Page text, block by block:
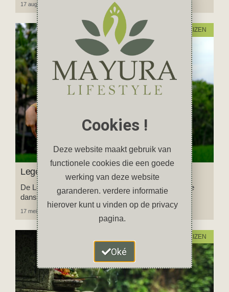
17 augustus 2024
REIZEN
Legong; een klassieke Balinese dans
De Legong is een van de bekendste en belangrijkste
dansen van Bali.
17 mei 2024
REIZEN
Cookies !
Deze website maakt gebruik van
functionele cookies die een goede
werking van deze website
garanderen. verdere informatie
hierover kunt u vinden op de privacy
pagina.
Oké